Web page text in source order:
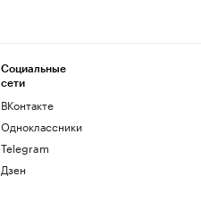
Социальные
сети
ВКонтакте
Одноклассники
Telegram
Дзен